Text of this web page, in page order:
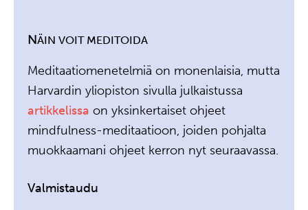
NÄIN VOIT MEDITOIDA
Meditaatiomenetelmiä on monenlaisia, mutta
Harvardin yliopiston sivulla julkaistussa
artikkelissa on yksinkertaiset ohjeet
mindfulness-meditaatioon, joiden pohjalta
muokkaamani ohjeet kerron nyt seuraavassa.
Valmistaudu